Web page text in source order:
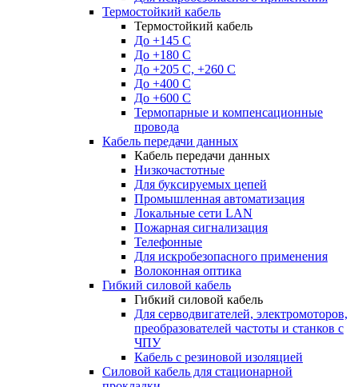
Термостойкий кабель
Термостойкий кабель
До +145 С
До +180 C
До +205 С, +260 С
До +400 C
До +600 С
Термопарные и компенсационные
провода
Кабель передачи данных
Кабель передачи данных
Низкочастотные
Для буксируемых цепей
Промышленная автоматизация
Локальные сети LAN
Пожарная сигнализация
Телефонные
Для искробезопасного применения
Волоконная оптика
Гибкий силовой кабель
Гибкий силовой кабель
Для серводвигателей, электромоторов,
преобразователей частоты и станков с
ЧПУ
Кабель с резиновой изоляцией
Силовой кабель для стационарной